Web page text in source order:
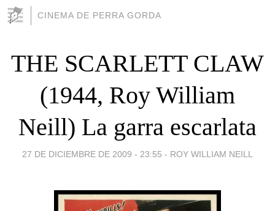
CINEMA DE PERRA GORDA
THE SCARLETT CLAW
(1944, Roy William
Neill) La garra escarlata
27 DE DICIEMBRE DE 2009 - 23:55 - ROY WILLIAM NEILL